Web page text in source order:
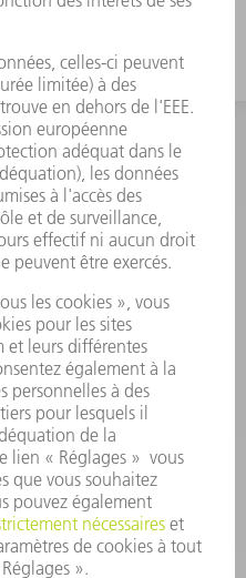
37 73
- 16:30h
- 12:30h
37 57
- 17:30h